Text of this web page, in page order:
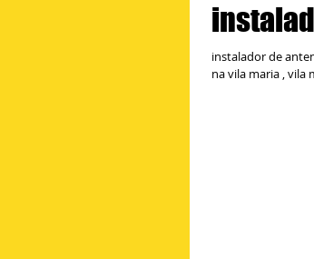
instalador de
na vila maria , vila